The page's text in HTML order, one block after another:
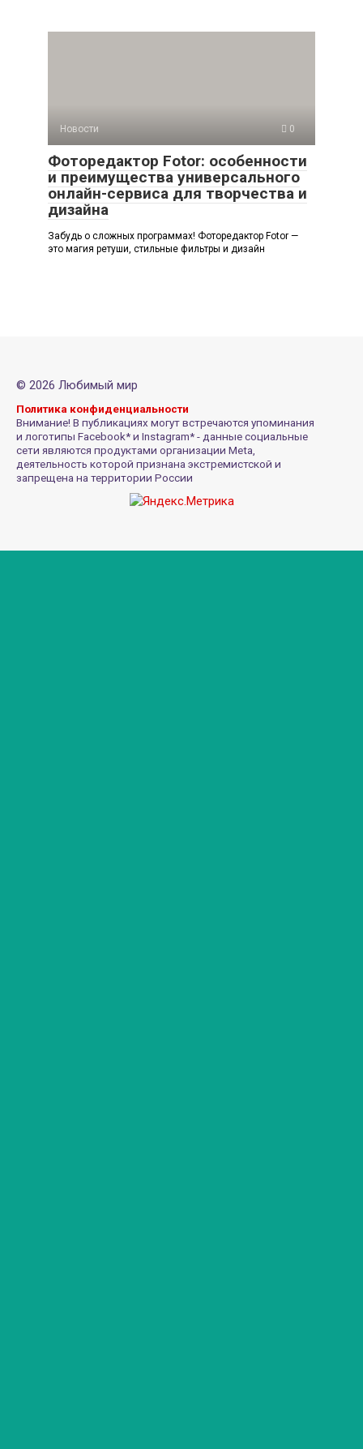
Новости 0
Фоторедактор Fotor: особенности
и преимущества универсального
онлайн-сервиса для творчества и
дизайна
Забудь о сложных программах! Фоторедактор Fotor —
это магия ретуши, стильные фильтры и дизайн
© 2026 Любимый мир
Политика конфиденциальности
Внимание! В публикациях могут встречаются упоминания
и логотипы Facebook* и Instagram* - данные социальные
сети являются продуктами организации Meta,
деятельность которой признана экстремистской и
запрещена на территории России